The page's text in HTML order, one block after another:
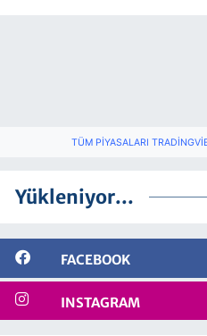
TÜM PIYASALARI
Yükleniyor...
FACEBOOK
INSTAGRAM